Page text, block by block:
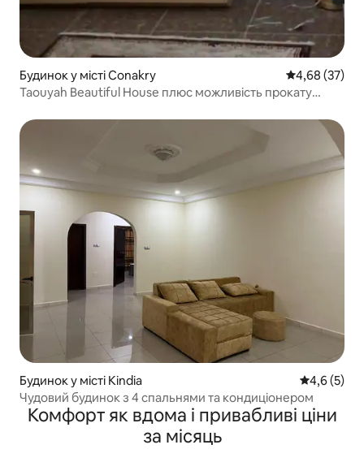
Будинок у місті Conakry Середня
4,68 (37)
Taouyah Beautiful House плюс можливість прокату
Будинок у місті Kindia Середня
4,6 (5)
Чудовий будинок з 4 спальнями та кондиціонером
Комфорт як вдома і привабливі ціни
за місяць